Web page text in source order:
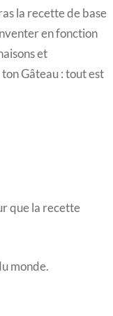
la recette de base
en fonction
et
Gâteau : tout est
que la recette
monde.